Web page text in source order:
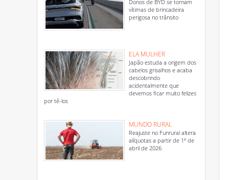
Donos de BYD se tornam
vítimas de brincadeira
perigosa no trânsito
ELA MULHER
Japão estuda a origem dos
cabelos grisalhos e acaba
descobrindo
acidentalmente que
devemos ficar muito felizes
por tê-los
MUNDO RURAL
Reajuste no Funrural altera
alíquotas a partir de 1º de
abril de 2026